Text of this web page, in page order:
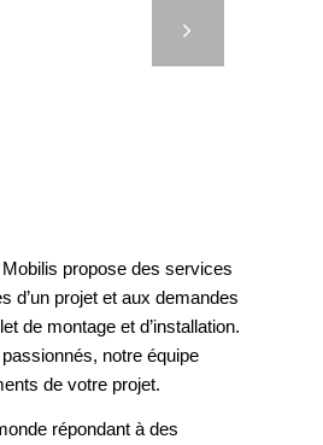
propose des services
d’un projet et aux demandes
de montage et d’installation.
notre équipe
de votre projet.
répondant à des